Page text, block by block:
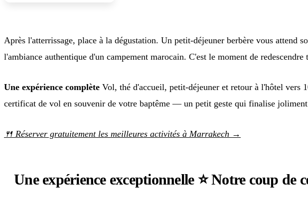
Après l'atterrissage, place à la dégustation. Un petit-déjeuner berbère vous attend
l'ambiance authentique d'un campement marocain. C'est le moment de
Une expérience complète Vol, thé d'accueil, petit-déjeuner et retour à l'hôtel vers
certificat de vol en souvenir de votre baptême — un petit geste qui finalise
🍴 Réserver gratuitement les meilleures activités à Marrakech →
Une expérience exceptionnelle ⭐ Notre coup